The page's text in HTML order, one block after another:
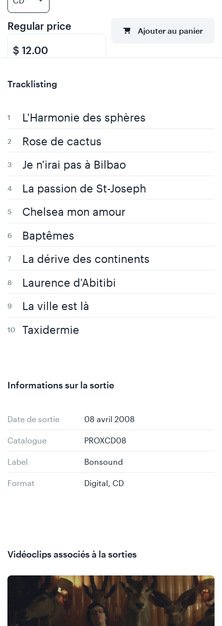
Regular price
$ 12.00
Ajouter au panier
Tracklisting
L'Harmonie des sphères
Rose de cactus
Je n'irai pas à Bilbao
La passion de St-Joseph
Chelsea mon amour
Baptêmes
La dérive des continents
Laurence d'Abitibi
La ville est là
Taxidermie
Informations sur la sortie
Date de sortie 08 avril 2008
Catalogue PROXCD08
Label Bonsound
Format Digital, CD
Vidéoclips associés à la sorties